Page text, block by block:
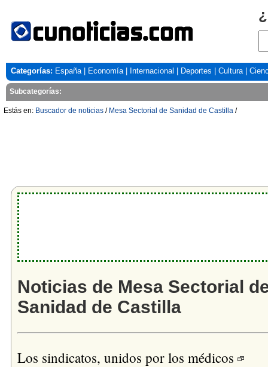
Categorías: España| Economía| Internacional Deportes Cultura|
Subcategorías:
Estás en: Buscador de noticias / Mesa Sectorial de Sanidad de Castilla /
Noticias de Mesa Sectorial
Sanidad de Castilla
Los sindicatos, unidos por los médicos